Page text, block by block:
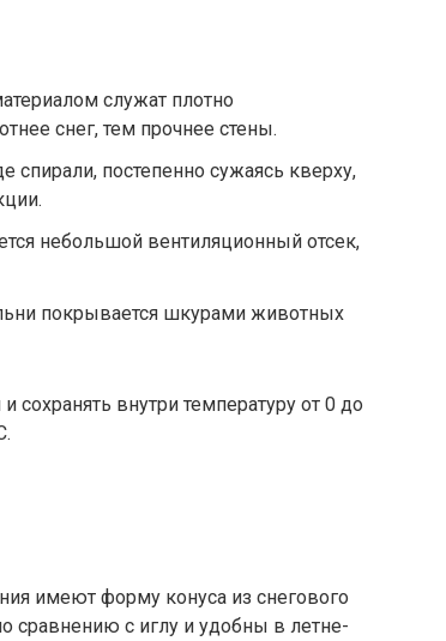
служат плотно
снег, тем прочнее стены.
спирали, постепенно сужаясь кверху,
небольшой вентиляционный отсек,
покрывается шкурами животных
внутри температуру от 0 до
имеют форму конуса из снегового
сравнению с иглу и удобны в летне-